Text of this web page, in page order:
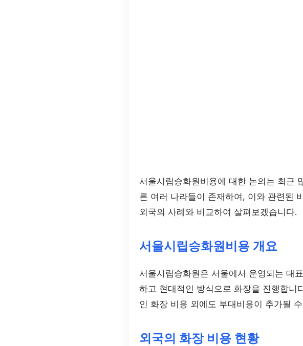
서울시립승화원비용에 대한 논의는 최근
른 여러 나라들이 존재하여, 이와 관련된
외국의 사례와 비교하여 살펴보겠습니다.
서울시립승화원비용 개요
서울시립승화원은 서울에서 운영되는 대
하고 현대적인 방식으로 화장을 진행합니
인 화장 비용 외에도 부대비용이 추가될
외국의 화장 비용 현황